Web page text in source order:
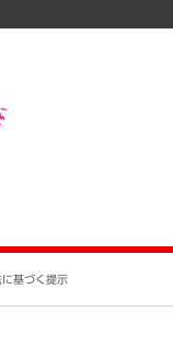
基づく提示